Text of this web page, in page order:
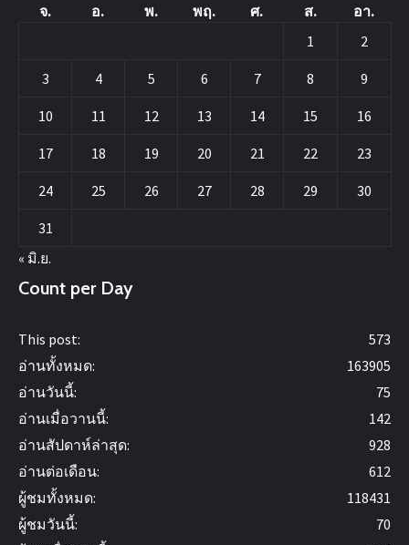
จ.
อ. พ. พฤ. ศ. ส.
อา.
1
2
3 4 5 6 7 8 9
10 11 12 13 14 15 16
17 18 19 20 21 22 23
24 25 26 27 28 29 30
31
« มิ.ย.
Count per Day
573
This post:
163905
อ่านทั้งหมด:
75
อ่านวันนี้:
142
อ่านเมื่อวานนี้:
928
อ่านสัปดาห์ล่าสุด:
612
อ่านต่อเดือน:
118431
ผู้ชมทั้งหมด:
70
ผู้ชมวันนี้: